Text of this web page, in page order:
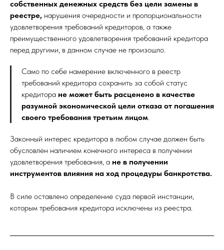
собственных денежных средств без цели замены в
реестре, нарушения очередности и пропорциональности
удовлетворения требований кредиторов, а также
преимущественного удовлетворения требований кредитора
перед другими, в данном случае не произошло.
Само по себе намерение включенного в реестр
требований кредитора сохранить за собой статус
кредитора не может быть расценено в качестве
разумной экономической цели отказа от погашения
своего требования третьим лицом.
Законный интерес кредитора в любом случае должен быть
обусловлен наличием конечного интереса в получении
удовлетворения требования, а не в получении
инструментов влияния на ход процедуры банкротства.
В силе оставлено определение суда первой инстанции,
которым требования кредитора исключены из реестра.